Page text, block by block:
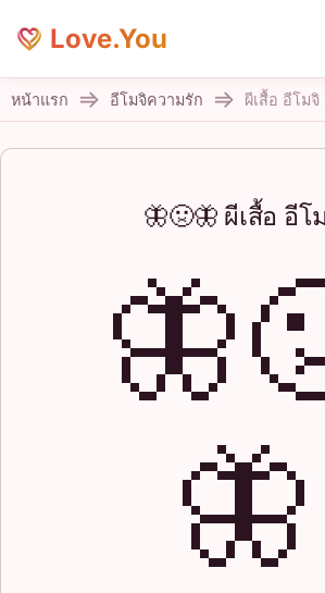
Love.You
หน้าแรก อีโมจิความรัก ผีเสื้อ อีโมจิ
🦋🤢🦋 ผีเสื้อ อีโ
🦋